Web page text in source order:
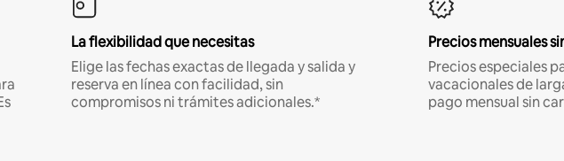
La flexibilidad que necesitas
Elige las fechas exactas de llegada y salida y
reserva en línea con facilidad, sin
compromisos ni trámites adicionales.*
Precios mensuales
Precios especiales
vacacionales de
pago mensual sin